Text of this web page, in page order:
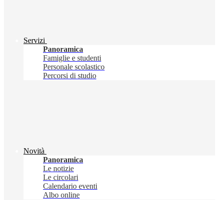
Servizi
Panoramica
Famiglie e studenti
Personale scolastico
Percorsi di studio
Novità
Panoramica
Le notizie
Le circolari
Calendario eventi
Albo online